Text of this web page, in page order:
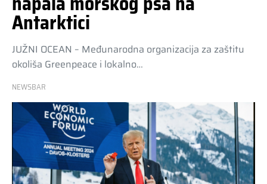
Antarktici
JUŽNI OCEAN – Međunarodna organizacija za zaštitu
okoliša Greenpeace i lokalno…
NEWSBAR